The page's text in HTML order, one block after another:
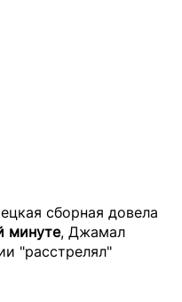
сборная довела
минуте, Джамал
"расстрелял"